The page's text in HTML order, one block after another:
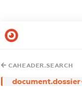
CAHEADER.SEARCH
document.dossier